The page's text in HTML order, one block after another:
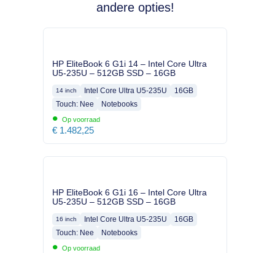
andere opties!
HP EliteBook 6 G1i 14 – Intel Core Ultra
U5-235U – 512GB SSD – 16GB
14 inch Intel Core Ultra U5-235U
16GB
Touch: Nee
Notebooks
• Op voorraad
€ 1.482,25
HP EliteBook 6 G1i 16 – Intel Core Ultra
U5-235U – 512GB SSD – 16GB
16 inch Intel Core Ultra U5-235U
16GB
Touch: Nee
Notebooks
• Op voorraad